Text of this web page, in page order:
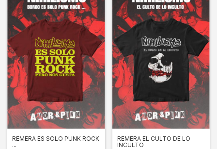
REMERA ES SOLO PUNK ROCK
...
REMERA EL CULTO DE LO
INCULTO